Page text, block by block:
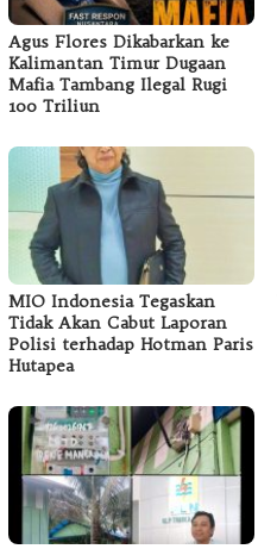
Agus Flores Dikabarkan ke
Kalimantan Timur Dugaan
Mafia Tambang Ilegal Rugi
100 Triliun
MIO Indonesia Tegaskan
Tidak Akan Cabut Laporan
Polisi terhadap Hotman Paris
Hutapea